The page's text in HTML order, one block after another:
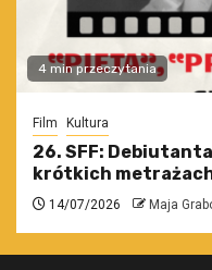
4 min przeczytania
Film Kultura
26. SFF:
krótkich
14/07/2026 Maja